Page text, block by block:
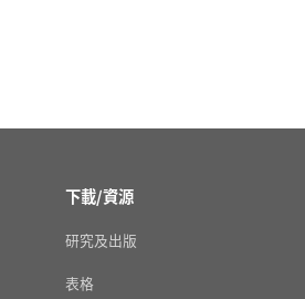
下載/資源
研究及出版
表格